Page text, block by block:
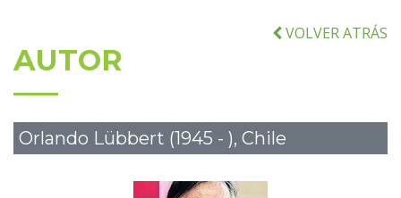
VOLVER ATRÁS
AUTOR
Orlando Lübbert (1945 - ), Chile